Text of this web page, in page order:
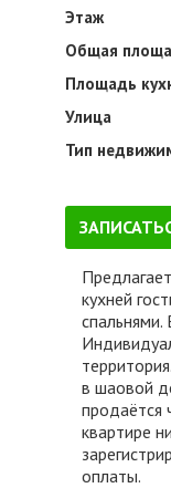
Этаж
Общая
Площадь
Улица
Тип
кухней
в шаовой
продаётся
квартире
оплаты.